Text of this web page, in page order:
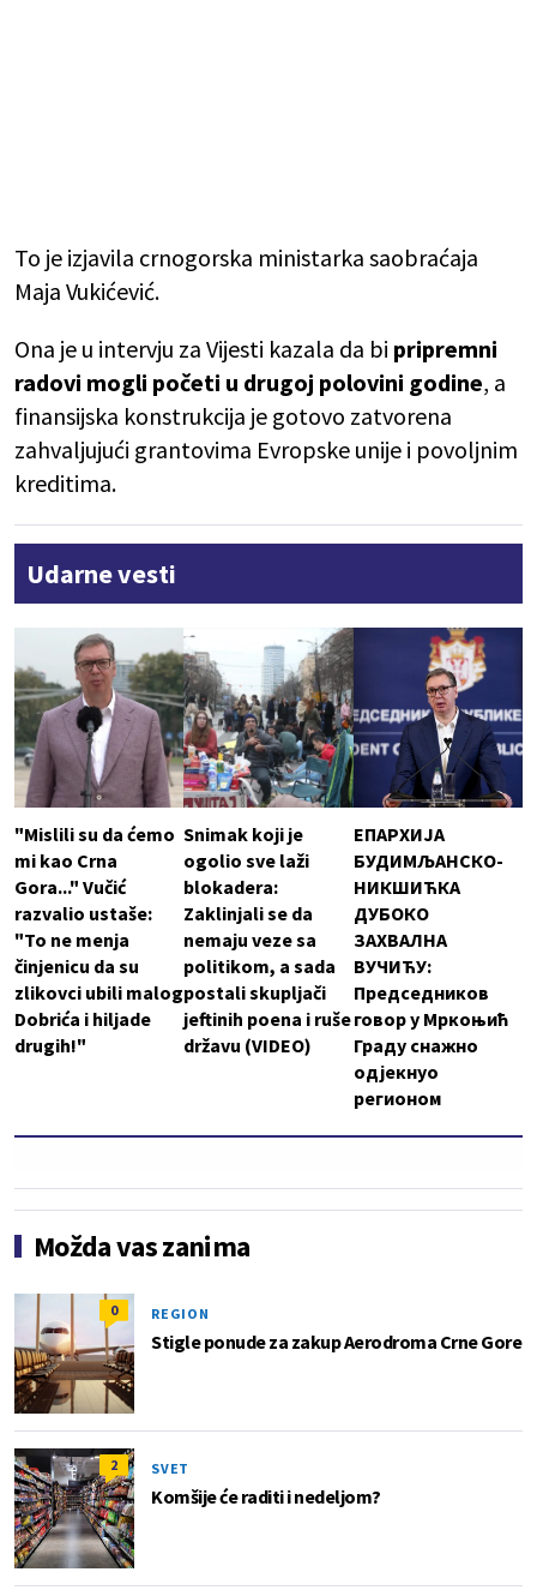
To je izjavila crnogorska ministarka saobraćaja
Maja Vukićević.
Ona je u intervju za Vijesti kazala da bi pripremni
radovi mogli početi u drugoj polovini godine, a
finansijska konstrukcija je gotovo zatvorena
zahvaljujući grantovima Evropske unije i povoljnim
kreditima.
Udarne vesti
"Mislili su da ćemo
mi kao Crna
Gora..." Vučić
razvalio ustaše:
"To ne menja
činjenicu da su
zlikovci ubili malog
Dobrića i hiljade
drugih!"
Snimak koji je
ogolio sve laži
blokadera:
Zaklinjali se da
nemaju veze sa
politikom, a sada
postali skupljači
jeftinih poena i ruše
državu (VIDEO)
ЕПАРХИЈА
БУДИМЉАНСКО-
НИКШИЋКА
ДУБОКО
ЗАХВАЛНА
ВУЧИЋУ:
Председников
говор у Мркоњић
Граду снажно
одјекнуо
регионом
Možda vas zanima
0 REGION
Stigle ponude za zakup Aerodroma Crne Gore
2 SVET
Komšije će raditi i nedeljom?